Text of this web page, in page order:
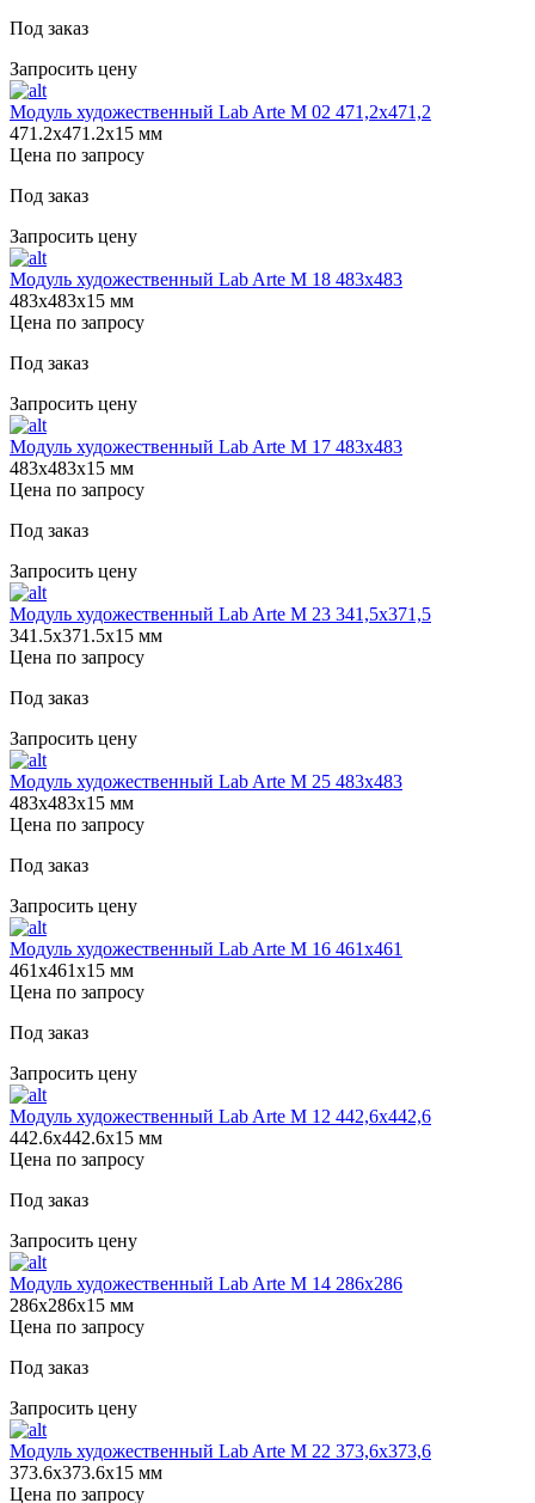
Под заказ
Запросить цену
Модуль художественный Lab Arte М 02 471,2х471,2
471.2х471.2х15 мм
Цена по запросу
Под заказ
Запросить цену
Модуль художественный Lab Arte М 18 483х483
483х483х15 мм
Цена по запросу
Под заказ
Запросить цену
Модуль художественный Lab Arte М 17 483х483
483х483х15 мм
Цена по запросу
Под заказ
Запросить цену
Модуль художественный Lab Arte М 23 341,5х371,5
341.5х371.5х15 мм
Цена по запросу
Под заказ
Запросить цену
Модуль художественный Lab Arte М 25 483х483
483х483х15 мм
Цена по запросу
Под заказ
Запросить цену
Модуль художественный Lab Arte М 16 461х461
461х461х15 мм
Цена по запросу
Под заказ
Запросить цену
Модуль художественный Lab Arte М 12 442,6х442,6
442.6х442.6х15 мм
Цена по запросу
Под заказ
Запросить цену
Модуль художественный Lab Arte М 14 286х286
286х286х15 мм
Цена по запросу
Под заказ
Запросить цену
Модуль художественный Lab Arte М 22 373,6х373,6
373.6х373.6х15 мм
Цена по запросу